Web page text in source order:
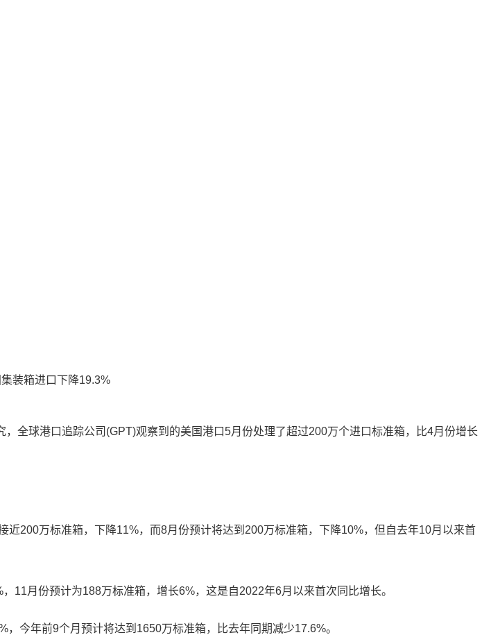
球港口追踪公司(GPT)观察到的美国港口5月份处理了超过200万个进口标准箱，比4月份增长
万标准箱，下降11%，而8月份预计将达到200万标准箱，下降10%，但自去年10月以来首
月份预计为188万标准箱，增长6%，这是自2022年6月以来首次同比增长。
年前9个月预计将达到1650万标准箱，比去年同期减少17.6%。